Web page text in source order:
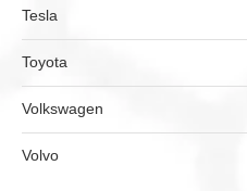
Tesla
Toyota
Volkswagen
Volvo